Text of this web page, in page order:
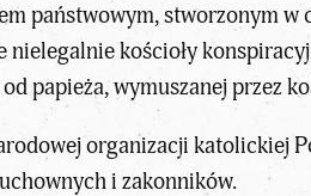
państwowym, stworzonym
nielegalnie kościoły
papieża, wymuszanej przez
organizacji katolickiej
i zakonników.